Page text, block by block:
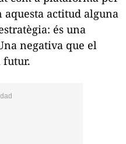
actitud alguna
és una
negativa que el
futur.